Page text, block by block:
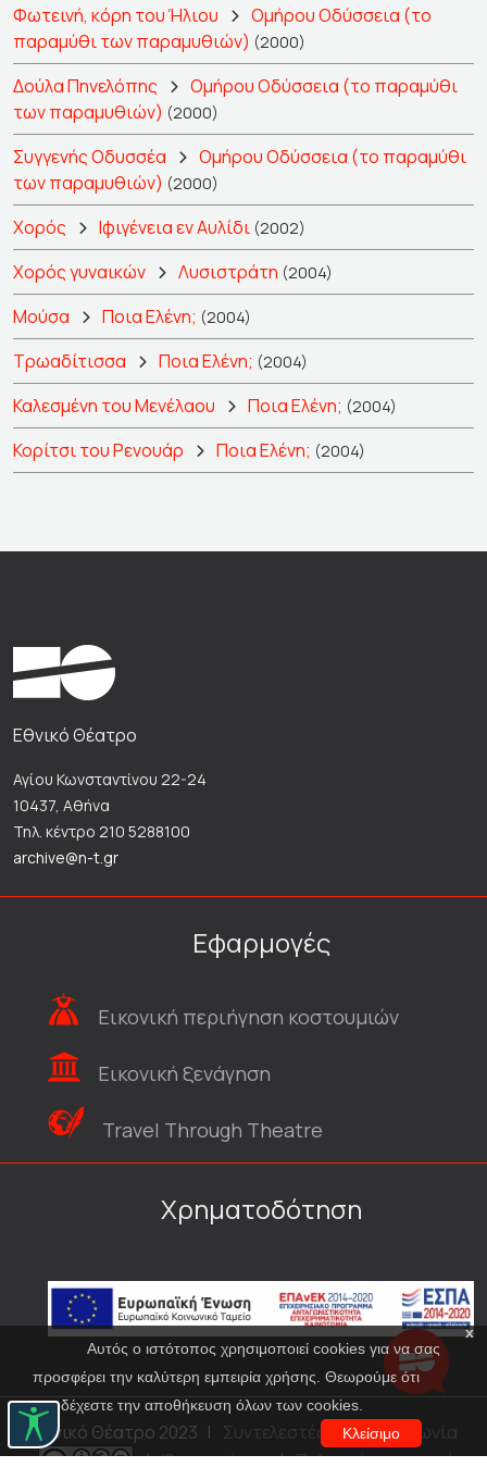
Φωτεινή, κόρη του Ήλιου
Ομήρου Οδύσσεια (το
παραμύθι των παραμυθιών) (2000)
Δούλα Πηνελόπης
Ομήρου Οδύσσεια (το παραμύθι
των παραμυθιών) (2000)
Συγγενής Οδυσσέα
Ομήρου Οδύσσεια (το παραμύθι
των παραμυθιών) (2000)
Χορός Ιφιγένεια εν Αυλίδι (2002)
Χορός γυναικών Λυσιστράτη (2004)
Μούσα Ποια Ελένη; (2004)
Τρωαδίτισσα Ποια Ελένη; (2004)
Καλεσμένη του Μενέλαου Ποια Ελένη; (2004)
Κορίτσι του Ρενουάρ Ποια Ελένη; (2004)
x
Αυτός ο ιστότοπος χρησιμοποιεί cookies για να σας
προσφέρει την καλύτερη εμπειρία χρήσης. Θεωρούμε ότι
αποδέχεστε την αποθήκευση όλων των cookies.
Κλείσιμο
Εθνικό Θέατρο
Αγίου Κωνσταντίνου 22-24
10437, Αθήνα
Τηλ. κέντρο 210 5288100
archive@n-t.gr
Εφαρμογές
Εικονική περιήγηση κοστουμιών
Εικονική ξενάγηση
Travel Through Theatre
Χρηματοδότηση
© Εθνικό Θέατρο 2023 | Συντελεστές
Επικοινωνία
| Όροι χρήσης | Πολιτική προστασίας